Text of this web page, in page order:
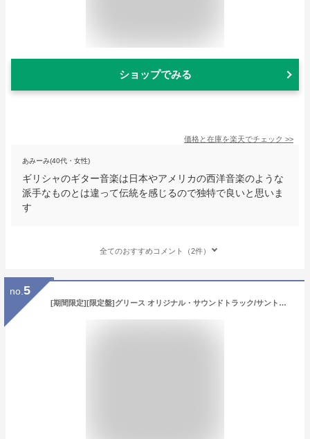
ショップでみる
価格と在庫を楽天でチェック >>
あみーみ(40代・女性)
ギリシャのギター音楽は日本やアメリカの西洋音楽のような
派手なものとは違って伝統を感じるので独特で良いと思いま
す
全てのおすすめコメント（2件）
no. 5
[期間限定][限定盤]グリース オリジナル・サウンドトラック/サントラ[CD]【返品種別A】